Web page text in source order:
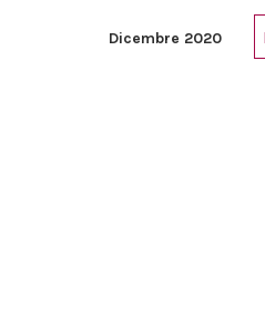
Dicembre 2020